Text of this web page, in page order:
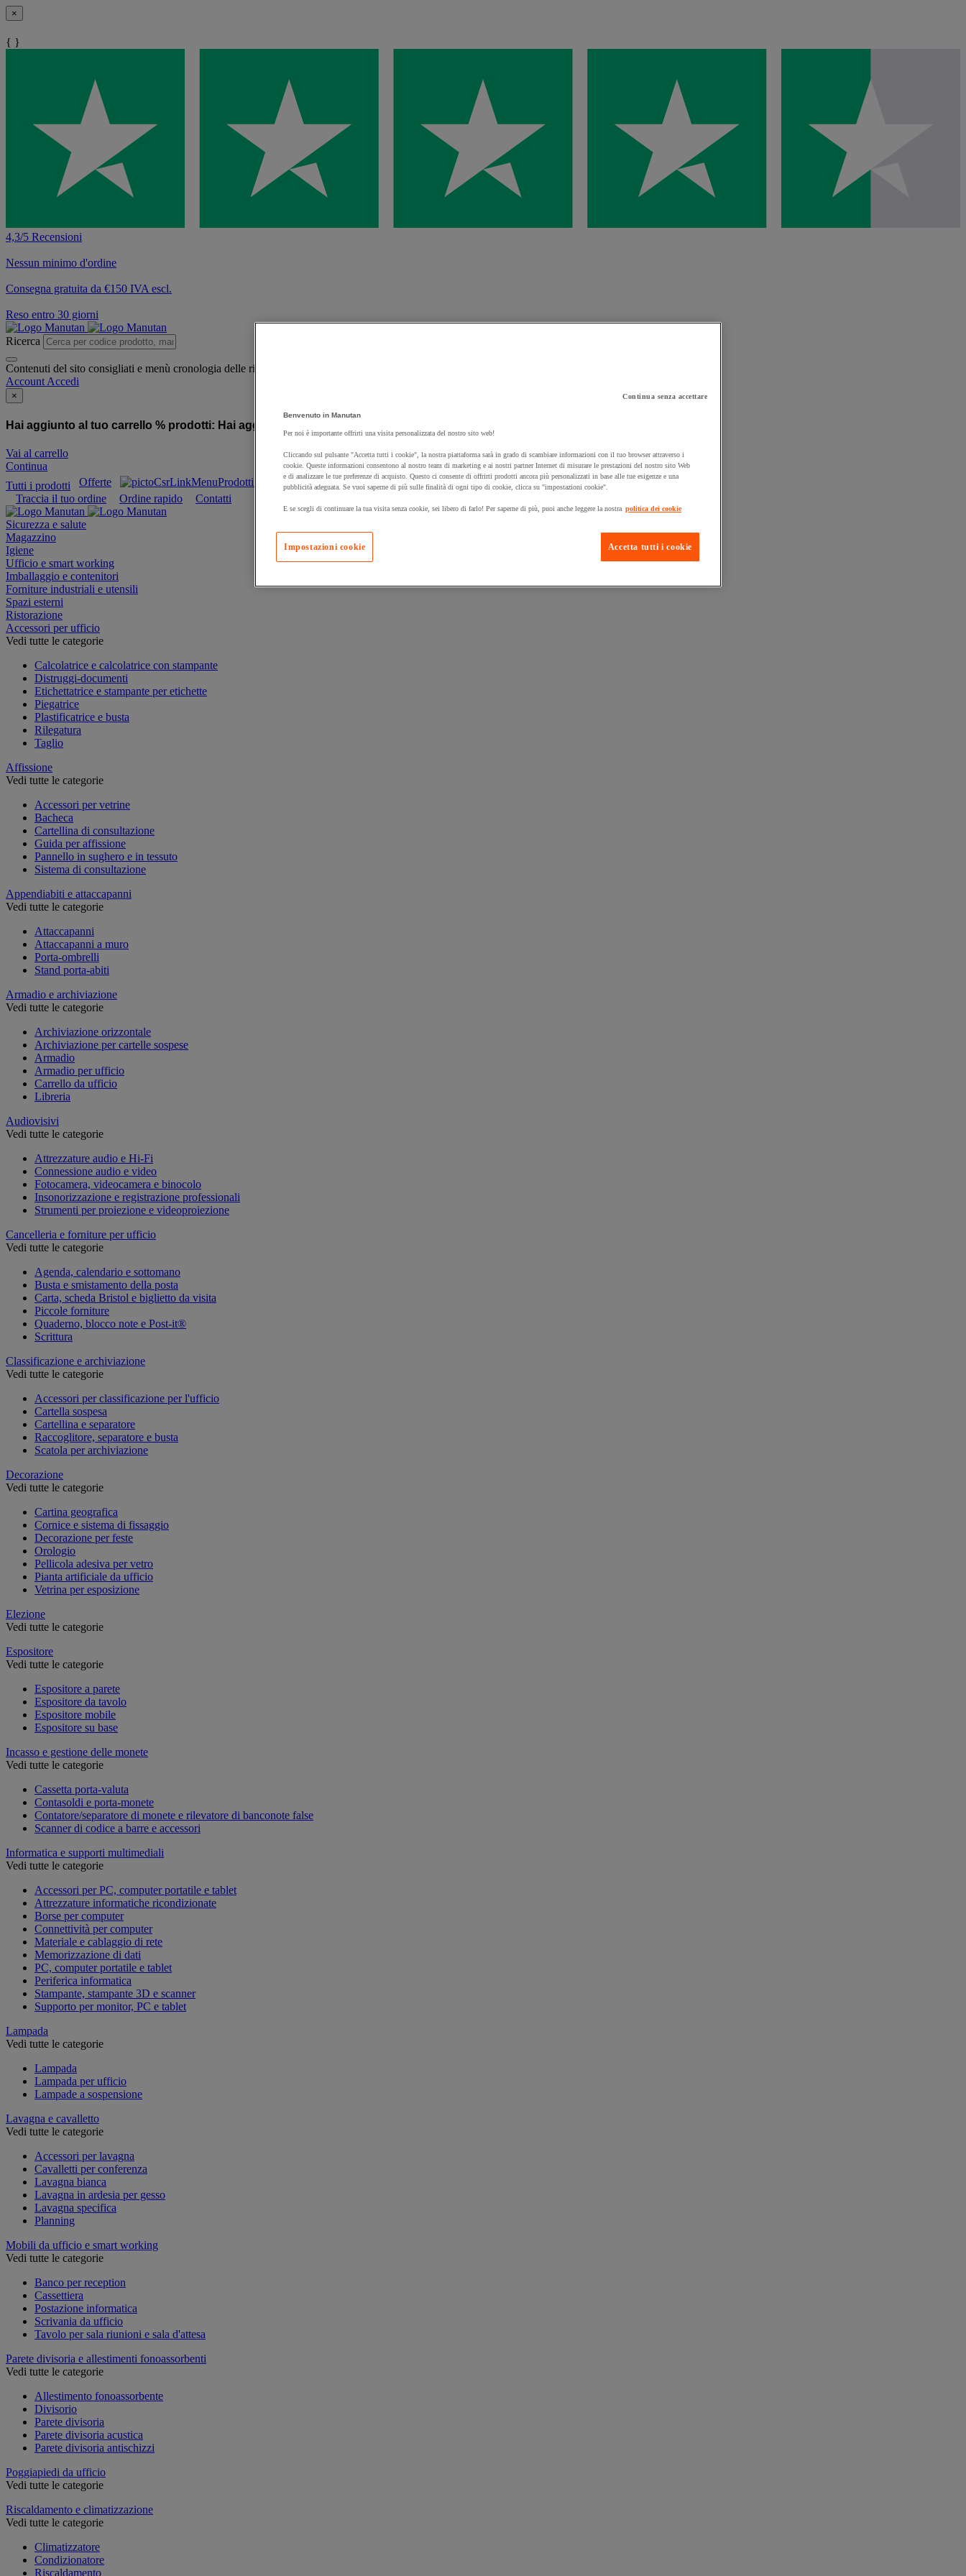
×
{ }
4,3/5 Recensioni
Nessun minimo d'ordine
Consegna gratuita da €150 IVA escl.
Reso entro 30 giorni
Ricerca
Contenuti del sito consigliati e menù cronologia delle ricerche
Account Accedi
×
Hai aggiunto al tuo carrello % prodotti: Hai aggiunto al tuo carrello un prodotto:
Vai al carrello
Continua
Tutti i prodotti
Offerte Prodotti sostenibili Manutan Expert
Prodotti in pronta consegna
Traccia il tuo ordine
Ordine rapido Contatti
Sicurezza e salute
Magazzino
Igiene
Ufficio e smart working
Imballaggio e contenitori
Forniture industriali e utensili
Spazi esterni
Ristorazione
Accessori per ufficio
Vedi tutte le categorie
Calcolatrice e calcolatrice con stampante
Distruggi-documenti
Etichettatrice e stampante per etichette
Piegatrice
Plastificatrice e busta
Rilegatura
Taglio
Affissione
Vedi tutte le categorie
Accessori per vetrine
Bacheca
Cartellina di consultazione
Guida per affissione
Pannello in sughero e in tessuto
Sistema di consultazione
Appendiabiti e attaccapanni
Vedi tutte le categorie
Attaccapanni
Attaccapanni a muro
Porta-ombrelli
Stand porta-abiti
Armadio e archiviazione
Vedi tutte le categorie
Archiviazione orizzontale
Archiviazione per cartelle sospese
Armadio
Armadio per ufficio
Carrello da ufficio
Libreria
Audiovisivi
Vedi tutte le categorie
Attrezzature audio e Hi-Fi
Connessione audio e video
Fotocamera, videocamera e binocolo
Insonorizzazione e registrazione professionali
Strumenti per proiezione e videoproiezione
Cancelleria e forniture per ufficio
Vedi tutte le categorie
Agenda, calendario e sottomano
Busta e smistamento della posta
Carta, scheda Bristol e biglietto da visita
Piccole forniture
Quaderno, blocco note e Post-it®
Scrittura
Classificazione e archiviazione
Vedi tutte le categorie
Accessori per classificazione per l'ufficio
Cartella sospesa
Cartellina e separatore
Raccoglitore, separatore e busta
Scatola per archiviazione
Decorazione
Vedi tutte le categorie
Cartina geografica
Cornice e sistema di fissaggio
Decorazione per feste
Orologio
Pellicola adesiva per vetro
Pianta artificiale da ufficio
Vetrina per esposizione
Elezione
Vedi tutte le categorie
Espositore
Vedi tutte le categorie
Espositore a parete
Espositore da tavolo
Espositore mobile
Espositore su base
Incasso e gestione delle monete
Vedi tutte le categorie
Cassetta porta-valuta
Contasoldi e porta-monete
Contatore/separatore di monete e rilevatore di banconote false
Scanner di codice a barre e accessori
Informatica e supporti multimediali
Vedi tutte le categorie
Accessori per PC, computer portatile e tablet
Attrezzature informatiche ricondizionate
Borse per computer
Connettività per computer
Materiale e cablaggio di rete
Memorizzazione di dati
PC, computer portatile e tablet
Periferica informatica
Stampante, stampante 3D e scanner
Supporto per monitor, PC e tablet
Lampada
Vedi tutte le categorie
Lampada
Lampada per ufficio
Lampade a sospensione
Lavagna e cavalletto
Vedi tutte le categorie
Accessori per lavagna
Cavalletti per conferenza
Lavagna bianca
Lavagna in ardesia per gesso
Lavagna specifica
Planning
Mobili da ufficio e smart working
Vedi tutte le categorie
Banco per reception
Cassettiera
Postazione informatica
Scrivania da ufficio
Tavolo per sala riunioni e sala d'attesa
Parete divisoria e allestimenti fonoassorbenti
Vedi tutte le categorie
Allestimento fonoassorbente
Divisorio
Parete divisoria
Parete divisoria acustica
Parete divisoria antischizzi
Poggiapiedi da ufficio
Vedi tutte le categorie
Riscaldamento e climatizzazione
Vedi tutte le categorie
Climatizzatore
Condizionatore
Riscaldamento
Continua senza accettare
Benvenuto in Manutan
Per noi è importante offrirti una visita personalizzata del nostro sito web!
Cliccando sul pulsante "Accetta tutti i cookie", la nostra piattaforma sarà in grado di scambiare informazioni con il tuo browser attraverso i
cookie. Queste informazioni consentono al nostro team di marketing e ai nostri partner Internet di misurare le prestazioni del nostro sito Web
e di analizzare le tue preferenze di acquisto. Questo ci consente di offrirti prodotti ancora più personalizzati in base alle tue esigenze e una
pubblicità adeguata. Se vuoi saperne di più sulle finalità di ogni tipo di cookie, clicca su "impostazioni cookie".
E se scegli di continuare la tua visita senza cookie, sei libero di farlo! Per saperne di più, puoi anche leggere la nostra politica dei cookie
Accetta tutti i cookie
Impostazioni cookie